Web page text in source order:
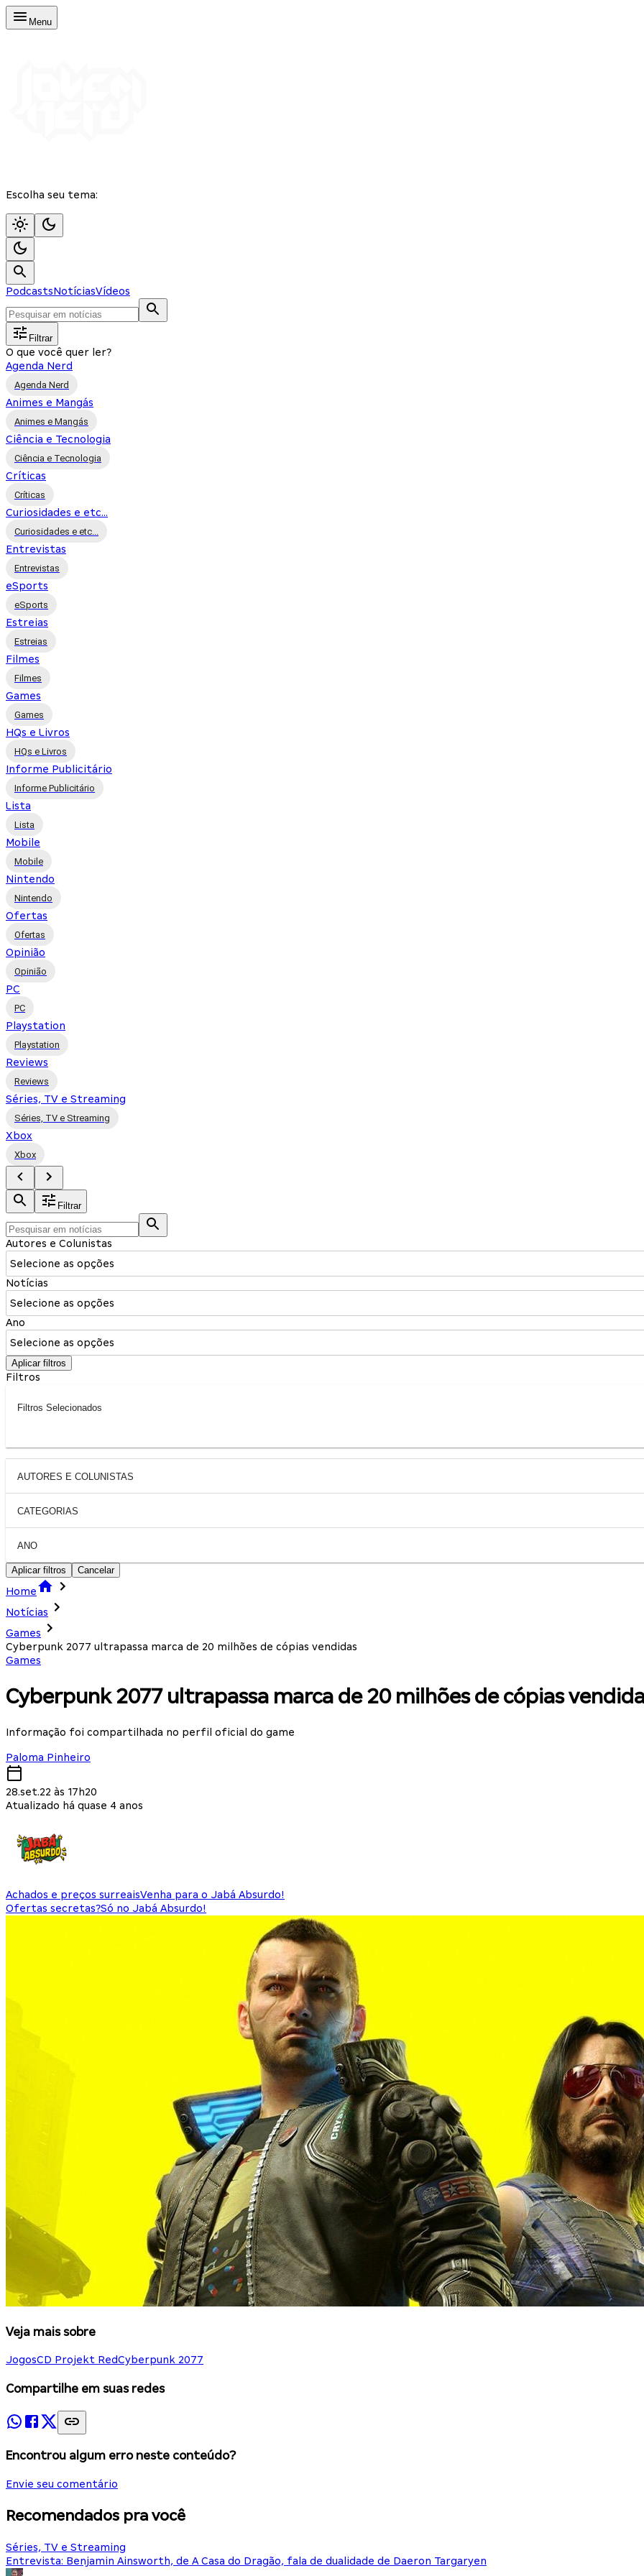
Menu
Escolha seu tema:
PodcastsNotíciasVídeos
Filtrar
O que você quer ler?
Agenda Nerd
Agenda Nerd
Animes e Mangás
Animes e Mangás
Ciência e Tecnologia
Ciência e Tecnologia
Críticas
Críticas
Curiosidades e etc...
Curiosidades e etc...
Entrevistas
Entrevistas
eSports
eSports
Estreias
Estreias
Filmes
Filmes
Games
Games
HQs e Livros
HQs e Livros
Informe Publicitário
Informe Publicitário
Lista
Lista
Mobile
Mobile
Nintendo
Nintendo
Ofertas
Ofertas
Opinião
Opinião
PC
PC
Playstation
Playstation
Reviews
Reviews
Séries, TV e Streaming
Séries, TV e Streaming
Xbox
Xbox
Filtrar
Autores e Colunistas
Selecione as opções
Notícias
Selecione as opções
Ano
Selecione as opções
Aplicar filtros
Filtros
Filtros Selecionados
AUTORES E COLUNISTAS
CATEGORIAS
ANO
Aplicar filtros Cancelar
Home
Notícias
Games
Cyberpunk 2077 ultrapassa marca de 20 milhões de cópias vendidas
Games
Cyberpunk 2077 ultrapassa marca de 20 milhões de cópias
Informação foi compartilhada no perfil oficial do game
Paloma Pinheiro
28.set.22 às 17h20
Atualizado há quase 4 anos
Achados e preços surreaisVenha para o Jabá Absurdo!
Ofertas secretas?Só no Jabá Absurdo!
Veja mais sobre
JogosCD Projekt RedCyberpunk 2077
Compartilhe em suas redes
Encontrou algum erro neste conteúdo?
Envie seu comentário
Recomendados pra você
Séries, TV e Streaming
Entrevista: Benjamin Ainsworth, de A Casa do Dragão, fala de dualidade de Daeron Targaryen